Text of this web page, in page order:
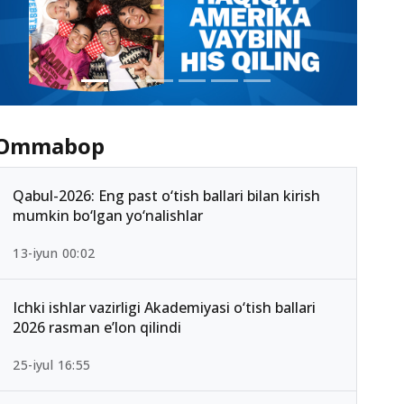
Qabul-2026: Eng past o‘tish ballari bilan kirish
mumkin bo‘lgan yo‘nalishlar
13-iyun 00:02
Ichki ishlar vazirligi Akademiyasi o‘tish ballari
2026 rasman e’lon qilindi
25-iyul 16:55